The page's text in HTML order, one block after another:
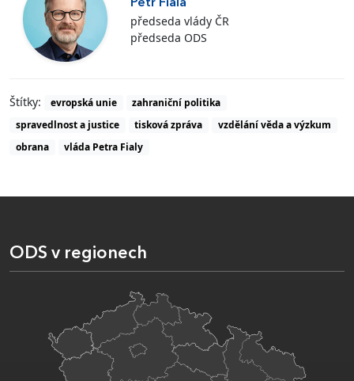
Petr Fiala
předseda vlády ČR
předseda ODS
Štítky: evropská unie
zahraniční politika
spravedlnost a justice
tisková zpráva
vzdělání věda a výzkum
obrana
vláda Petra Fialy
ODS v regionech